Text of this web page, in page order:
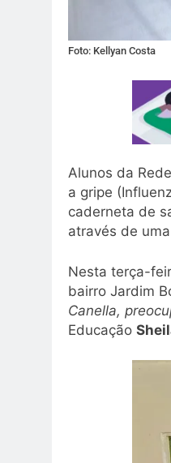
Foto: Kellyan Costa
Alunos da
a gripe
caderneta de
através de
Nesta terça-
bairro Jardim
Canella,
Educação